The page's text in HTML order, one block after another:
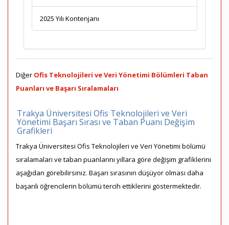
2025 Yılı Kontenjanı
Diğer Ofis Teknolojileri ve Veri Yönetimi Bölümleri Taban
Puanları ve Başarı Sıralamaları
Trakya Üniversitesi Ofis Teknolojileri ve Veri
Yönetimi Başarı Sırası ve Taban Puanı Değişim
Grafikleri
Trakya Üniversitesi Ofis Teknolojileri ve Veri Yönetimi bölümü
sıralamaları ve taban puanlarını yıllara göre değişim grafiklerini
aşağıdan görebilirsiniz. Başarı sırasının düşüyor olması daha
başarılı öğrencilerin bölümü tercih ettiklerini göstermektedir.